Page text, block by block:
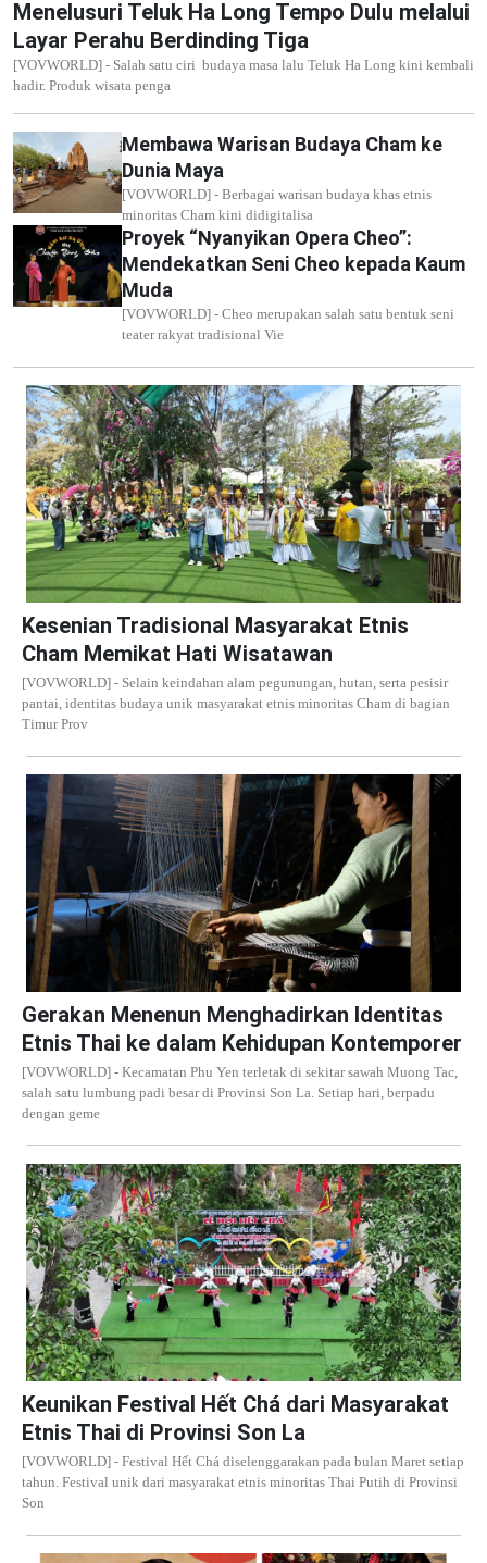
Menelusuri Teluk Ha Long Tempo Dulu melalui
Layar Perahu Berdinding Tiga
[VOVWORLD] - Salah satu ciri budaya masa lalu Teluk Ha Long kini kembali
hadir. Produk wisata penga
Membawa Warisan Budaya Cham ke
Dunia Maya
[VOVWORLD] - Berbagai warisan budaya khas etnis
minoritas Cham kini didigitalisa
Proyek “Nyanyikan Opera Cheo”:
Mendekatkan Seni Cheo kepada Kaum
Muda
[VOVWORLD] - Cheo merupakan salah satu bentuk seni
teater rakyat tradisional Vie
Kesenian Tradisional Masyarakat Etnis
Cham Memikat Hati Wisatawan
[VOVWORLD] - Selain keindahan alam pegunungan, hutan, serta pesisir
pantai, identitas budaya unik masyarakat etnis minoritas Cham di bagian
Timur Prov
Gerakan Menenun Menghadirkan Identitas
Etnis Thai ke dalam Kehidupan Kontemporer
[VOVWORLD] - Kecamatan Phu Yen terletak di sekitar sawah Muong Tac,
salah satu lumbung padi besar di Provinsi Son La. Setiap hari, berpadu
dengan geme
Keunikan Festival Hết Chá dari Masyarakat
Etnis Thai di Provinsi Son La
[VOVWORLD] - Festival Hết Chá diselenggarakan pada bulan Maret setiap
tahun. Festival unik dari masyarakat etnis minoritas Thai Putih di Provinsi
Son